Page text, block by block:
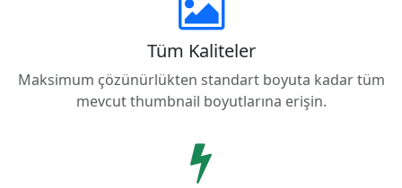
Tüm Kaliteler
Maksimum çözünürlükten standart boyuta kadar tüm
mevcut thumbnail boyutlarına erişin.